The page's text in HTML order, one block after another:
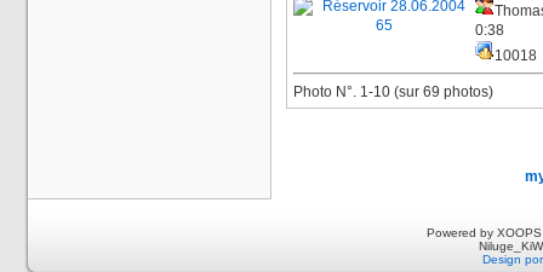
0:38
10018
Photo N°. 1-10 (sur 69 photos)
Powered by
Design